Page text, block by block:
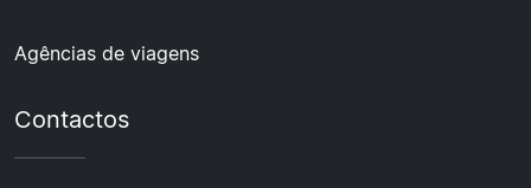
Agências de viagens
Contactos